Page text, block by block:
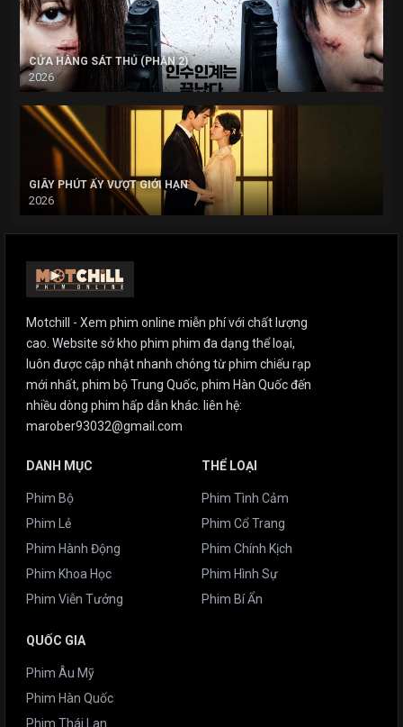
CỬA HÀNG SÁT THỦ (PHẦN 2)
2026
GIÂY PHÚT ẤY VƯỢT GIỚI HẠN
2026
Motchill - Xem phim online miễn phí với chất lượng
cao. Website sở kho phim phim đa dạng thể loại,
luôn được cập nhật nhanh chóng từ phim chiếu rạp
mới nhất, phim bộ Trung Quốc, phim Hàn Quốc đến
nhiều dòng phim hấp dẫn khác. liên hệ:
marober93032@gmail.com
DANH MỤC
Phim Bộ
Phim Lẻ
Phim Hành Động
Phim Khoa Học
Phim Viễn Tưởng
THỂ LOẠI
Phim Tình Cảm
Phim Cổ Trang
Phim Chính Kịch
Phim Hình Sự
Phim Bí Ẩn
QUỐC GIA
Phim Âu Mỹ
Phim Hàn Quốc
Phim Thái Lan